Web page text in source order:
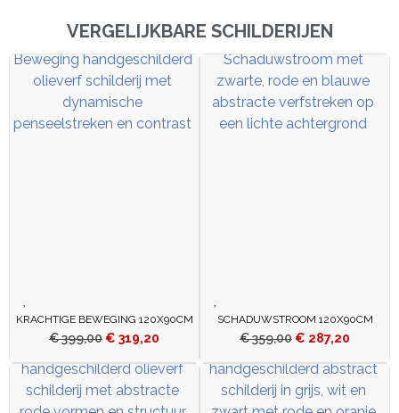
VERGELIJKBARE SCHILDERIJEN
KRACHTIGE BEWEGING 120X90CM
€399,00 € 319,20
SCHADUWSTROOM 120X90CM
€359,00 € 287,20